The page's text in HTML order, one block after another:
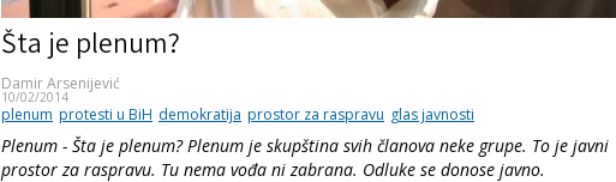
Šta je plenum?
Damir Arsenijević
10/02/2014
plenum protesti u BiH demokratija prostor za raspravu glas javnosti
Plenum - Šta je plenum? Plenum je skupština svih članova neke grupe. To je javni
prostor za raspravu. Tu nema vođa ni zabrana. Odluke se donose javno.